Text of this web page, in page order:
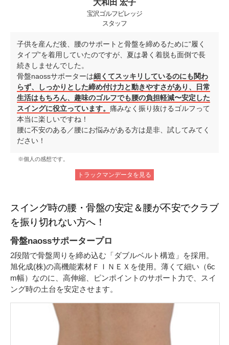
大和田 宏子
宝沢ゴルフビレッジ
スタッフ
子供を産んだ後、腰のサポートと骨盤を締めるために“履く
タイプ”を着用していたのですが、夏は暑く着脱も面倒で長
続きしませんでした。
骨盤naossサポーターは細くてスッキリしているのにも関わ
らず、しっかりとした締め付け力と動きやすさがあり、日常
生活はもちろん、趣味のゴルフでも腰の負担軽減〜安定した
スイングに役立っています。 痛みなく振り抜けるゴルフって
本当に楽しいですね！
腰に不安のある／腰にお悩みがある方は是非、試してみてく
ださい！
※個人の感想です。
トラックマンデータを見る
スイング時の腰・骨盤の安定＆腰が不安でクラブ
を振り切れない方へ！
骨盤naossサポータープロ
2段階で骨盤周りを締め込む「ダブルベルト構造」を採用。
旭化成(株)の高機能素材ＦＩＮＥＸを使用。薄くて細い（6c
m幅）なのに、高伸縮、ピンポイントのサポート力で、スイ
ング時の土台を安定させます。